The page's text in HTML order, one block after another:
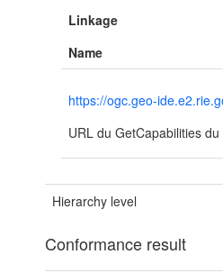
Linkage
Name
https://ogc.geo-
URL du GetCapabilities
Hierarchy level
Conformance result